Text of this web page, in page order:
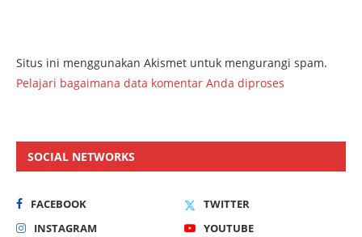
Situs ini menggunakan Akismet untuk mengurangi spam.
Pelajari bagaimana data komentar Anda diproses
SOCIAL NETWORKS
FACEBOOK
TWITTER
INSTAGRAM
YOUTUBE